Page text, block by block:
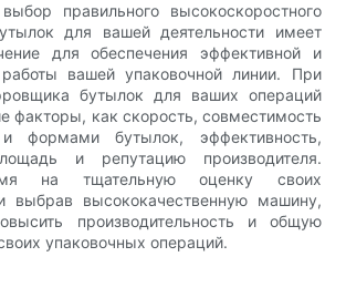
правильного высокоскоростного
для вашей деятельности имеет
для обеспечения эффективной и
работы вашей упаковочной линии. При
бутылок для ваших операций
факторы, как скорость, совместимость
формами бутылок, эффективность,
и репутацию производителя.
на тщательную оценку своих
выбрав высококачественную машину,
производительность и общую
упаковочных операций.